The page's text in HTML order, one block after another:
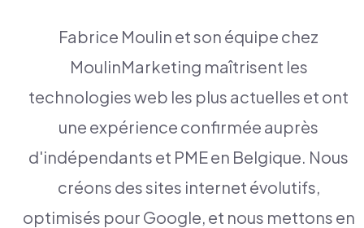
Fabrice Moulin et son équipe chez
MoulinMarketing maîtrisent les
technologies web les plus actuelles et ont
une expérience confirmée auprès
d'indépendants et PME en Belgique. Nous
créons des sites internet évolutifs,
optimisés pour Google, et nous mettons en